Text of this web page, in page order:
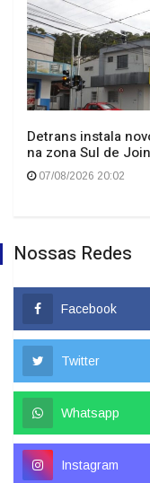
Detrans instala
na zona Sul de
07/08/2026 20:02
Nossas Redes
Facebook
Twitter
Whatsapp
Instagram